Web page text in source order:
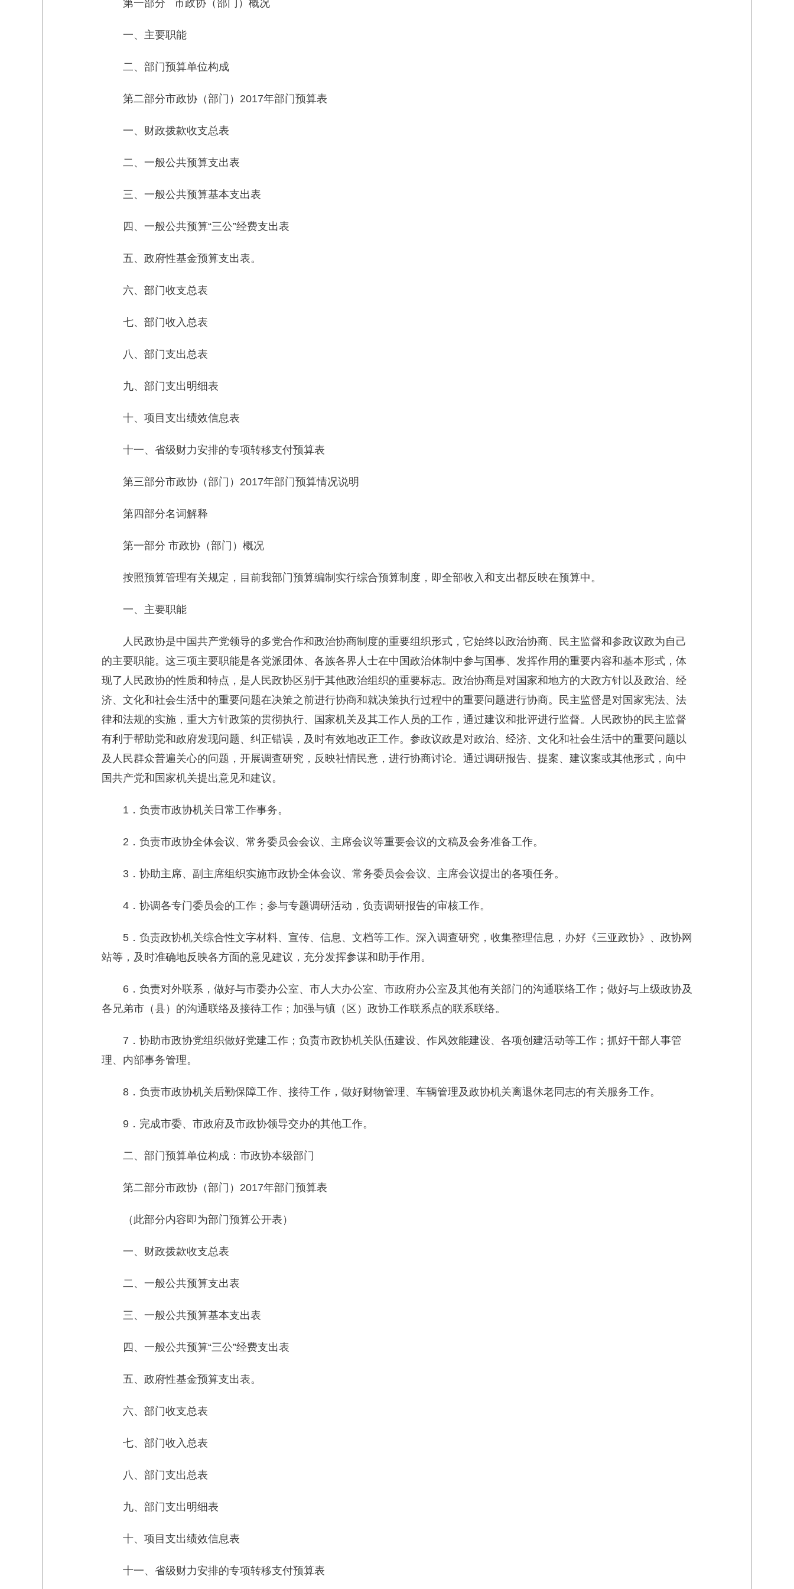
第一部分 市政协（部门）概况
一、主要职能
二、部门预算单位构成
第二部分市政协（部门）2017年部门预算表
一、财政拨款收支总表
二、一般公共预算支出表
三、一般公共预算基本支出表
四、一般公共预算“三公”经费支出表
五、政府性基金预算支出表。
六、部门收支总表
七、部门收入总表
八、部门支出总表
九、部门支出明细表
十、项目支出绩效信息表
十一、省级财力安排的专项转移支付预算表
第三部分市政协（部门）2017年部门预算情况说明
第四部分名词解释
第一部分 市政协（部门）概况
按照预算管理有关规定，目前我部门预算编制实行综合预算制度，即全部收入和支出都反映在预算中。
一、主要职能
人民政协是中国共产党领导的多党合作和政治协商制度的重要组织形式，它始终以政治协商、民主监督和参政议政为自己
的主要职能。这三项主要职能是各党派团体、各族各界人士在中国政治体制中参与国事、发挥作用的重要内容和基本形式，体
现了人民政协的性质和特点，是人民政协区别于其他政治组织的重要标志。政治协商是对国家和地方的大政方针以及政治、经
济、文化和社会生活中的重要问题在决策之前进行协商和就决策执行过程中的重要问题进行协商。民主监督是对国家宪法、法
律和法规的实施，重大方针政策的贯彻执行、国家机关及其工作人员的工作，通过建议和批评进行监督。人民政协的民主监督
有利于帮助党和政府发现问题、纠正错误，及时有效地改正工作。参政议政是对政治、经济、文化和社会生活中的重要问题以
及人民群众普遍关心的问题，开展调查研究，反映社情民意，进行协商讨论。通过调研报告、提案、建议案或其他形式，向中
国共产党和国家机关提出意见和建议。
1．负责市政协机关日常工作事务。
2．负责市政协全体会议、常务委员会会议、主席会议等重要会议的文稿及会务准备工作。
3．协助主席、副主席组织实施市政协全体会议、常务委员会会议、主席会议提出的各项任务。
4．协调各专门委员会的工作；参与专题调研活动，负责调研报告的审核工作。
5．负责政协机关综合性文字材料、宣传、信息、文档等工作。深入调查研究，收集整理信息，办好《三亚政协》、政协网
站等，及时准确地反映各方面的意见建议，充分发挥参谋和助手作用。
6．负责对外联系，做好与市委办公室、市人大办公室、市政府办公室及其他有关部门的沟通联络工作；做好与上级政协及
各兄弟市（县）的沟通联络及接待工作；加强与镇（区）政协工作联系点的联系联络。
7．协助市政协党组织做好党建工作；负责市政协机关队伍建设、作风效能建设、各项创建活动等工作；抓好干部人事管
理、内部事务管理。
8．负责市政协机关后勤保障工作、接待工作，做好财物管理、车辆管理及政协机关离退休老同志的有关服务工作。
9．完成市委、市政府及市政协领导交办的其他工作。
二、部门预算单位构成：市政协本级部门
第二部分市政协（部门）2017年部门预算表
（此部分内容即为部门预算公开表）
一、财政拨款收支总表
二、一般公共预算支出表
三、一般公共预算基本支出表
四、一般公共预算“三公”经费支出表
五、政府性基金预算支出表。
六、部门收支总表
七、部门收入总表
八、部门支出总表
九、部门支出明细表
十、项目支出绩效信息表
十一、省级财力安排的专项转移支付预算表